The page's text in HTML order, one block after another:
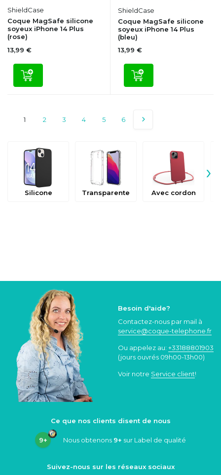
ShieldCase
Coque MagSafe silicone
soyeux iPhone 14 Plus
(rose)
13,99 €
ShieldCase
Coque MagSafe silicone
soyeux iPhone 14 Plus
(bleu)
13,99 €
1 2 3 4 5 6
Silicone Transparente Avec cordon
›
Besoin d'aide?
Contactez-nous par mail à
service@coque-telephone.fr
Ou appelez au: +33188801903
(jours ouvrés 09h00-13h00)
Voir notre Service client!
Ce que nos clients disent de nous
9+ Nous obtenons 9+ sur Label de qualité
Suivez-nous sur les réseaux sociaux